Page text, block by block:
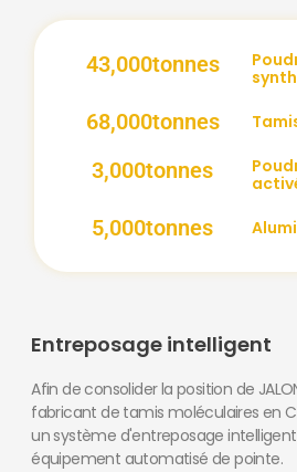
43,000tonnes
68,000tonnes
3,000tonnes
5,000tonnes
Entreposage intelligent
Afin de consolider la position de
fabricant de tamis moléculaires en
un système d'entreposage
équipement automatisé de pointe.